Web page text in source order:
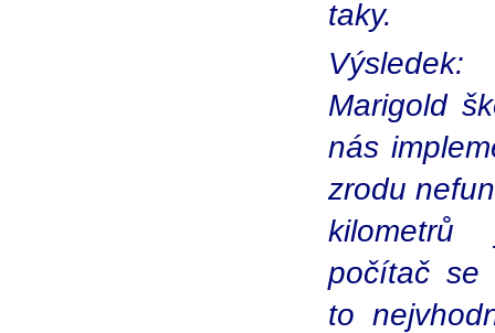
taky.
Marigold
nás
zrodu
kilometrů
počítač se
to